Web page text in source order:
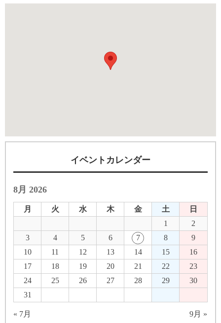
イベントカレンダー
8月 2026
月 火 水 木 金 土
日
1
2
3
4 5 6 7 8
9
10
11 12 13 14 15
16
17
18 19 20 21 22
23
24
25 26 27 28 29
30
31
« 7月 9月 »